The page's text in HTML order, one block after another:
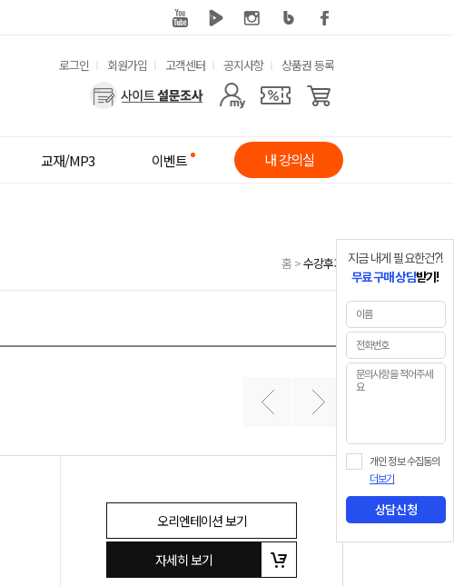
유
메
뉴
로그인 회원가입 고객센터 공지사항 상품권 등록
사
메
교재/MP3 이벤트 내 강의실
홈 >수강후기
오리엔테이션 보기
자세히 보기
지금 내게 필요한건?!
무료 구매 상담받기!
개인 정보 수집동의
더보기
상담신청